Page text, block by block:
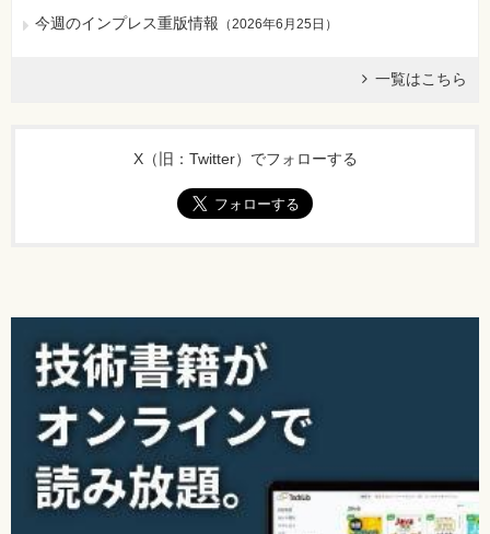
【 第5刷にて修正 】
[誤]
※16の式を下記のように訂正
[正]
今週のインプレス重版情報 （2026年6月25日 ）
一覧はこちら
X（旧：Twitter）でフォローする